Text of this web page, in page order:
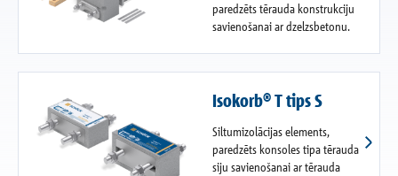
paredzēts tērauda konstrukciju
savienošanai ar dzelzsbetonu.
Isokorb® T tips S
Siltumizolācijas elements,
paredzēts konsoles tipa tērauda
siju savienošanai ar tērauda